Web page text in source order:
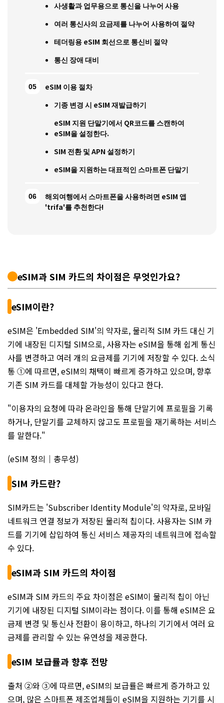
사생활과 업무용으로 통신을 나누어 사용
여러 통신사의 요금제를 나누어 사용하여 절약
테더링용 eSIM 회선으로 통신비 절약
통신 장애 대비
eSIM 이용 절차
기종 변경 시 eSIM 재발급하기
eSIM 지원 단말기에서 QR코드를 스캔하여
eSIM을 설정한다.
SIM 전환 및 APN 설정하기
eSIM을 지원하는 대표적인 스마트폰 단말기
해외여행에서 스마트폰을 사용하려면 eSIM 앱
'trifa'를 추천한다!
eSIM과 SIM 카드의 차이점은 무엇인가요?
eSIM이란?
eSIM은 'Embedded SIM'의 약자로, 물리적 SIM 카드 대신 기
기에 내장된 디지털 SIM으로, 사용자는 eSIM을 통해 쉽게 통신
사를 변경하고 여러 개의 요금제를 기기에 저장할 수 있다. 소식
통 ①에 따르면, eSIM의 채택이 빠르게 증가하고 있으며, 향후
기존 SIM 카드를 대체할 가능성이 있다고 한다.
"이용자의 요청에 따라 온라인을 통해 단말기에 프로필을 기록
하거나, 단말기를 교체하지 않고도 프로필을 재기록하는 서비스
를 말한다."
(eSIM 정의｜총무성)
SIM 카드란?
SIM카드는 'Subscriber Identity Module'의 약자로, 모바일
네트워크 연결 정보가 저장된 물리적 칩이다. 사용자는 SIM 카
드를 기기에 삽입하여 통신 서비스 제공자의 네트워크에 접속할
수 있다.
eSIM과 SIM 카드의 차이점
eSIM과 SIM 카드의 주요 차이점은 eSIM이 물리적 칩이 아닌
기기에 내장된 디지털 SIM이라는 점이다. 이를 통해 eSIM은 요
금제 변경 및 통신사 전환이 용이하고, 하나의 기기에서 여러 요
금제를 관리할 수 있는 유연성을 제공한다.
eSIM 보급률과 향후 전망
출처 ②와 ③에 따르면, eSIM의 보급률은 빠르게 증가하고 있
으며, 많은 스마트폰 제조업체들이 eSIM을 지원하는 기기를 시